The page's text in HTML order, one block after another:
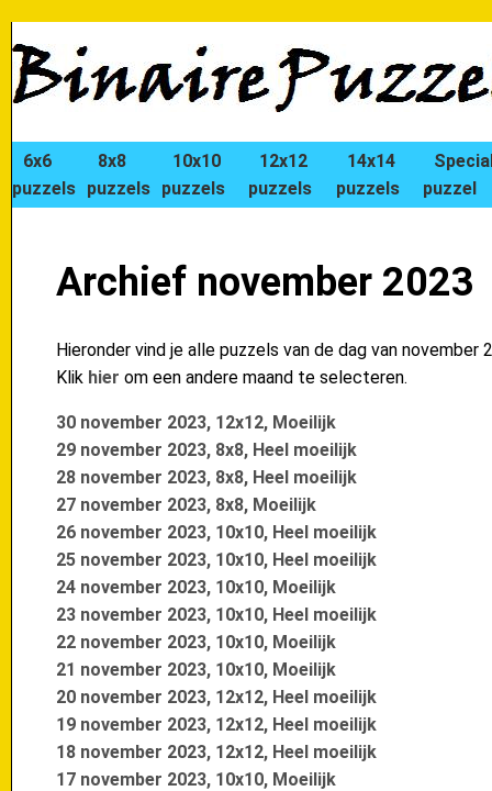
6x6
puzzels
8x8
puzzels
10x10
puzzels
12x12
puzzels
14x14
puzzels
puzzel
Archief november 2023
Hieronder vind je alle puzzels van de dag van november
Klik hier om een andere maand te selecteren.
30 november 2023, 12x12, Moeilijk
29 november 2023, 8x8, Heel moeilijk
28 november 2023, 8x8, Heel moeilijk
27 november 2023, 8x8, Moeilijk
26 november 2023, 10x10, Heel moeilijk
25 november 2023, 10x10, Heel moeilijk
24 november 2023, 10x10, Moeilijk
23 november 2023, 10x10, Heel moeilijk
22 november 2023, 10x10, Moeilijk
21 november 2023, 10x10, Moeilijk
20 november 2023, 12x12, Heel moeilijk
19 november 2023, 12x12, Heel moeilijk
18 november 2023, 12x12, Heel moeilijk
17 november 2023, 10x10, Moeilijk